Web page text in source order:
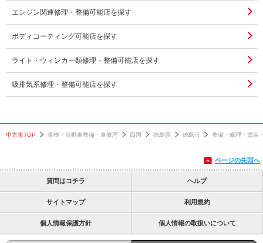
エンジン関連修理・整備可能店を探す
ボディコーティング可能店を探す
ライト・ウィンカー類修理・整備可能店を探す
吸排気系修理・整備可能店を探す
中古車TOP 車検・自動車整備・車修理 四国 徳島県 徳島市 整備・修理・塗装
ページの先頭へ
質問はコチラ ヘルプ
サイトマップ 利用規約
個人情報保護方針 個人情報の取扱いについて